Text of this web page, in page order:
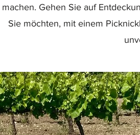
machen. Gehen Sie auf
Sie möchten, mit einem